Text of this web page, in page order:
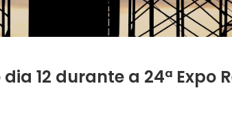
12 durante a 24ª Expo